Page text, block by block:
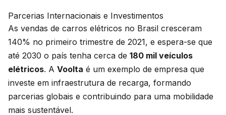
Parcerias Internacionais e Investimentos
As vendas de carros elétricos no Brasil cresceram
140% no primeiro trimestre de 2021, e espera-se que
até 2030 o país tenha cerca de 180 mil veículos
elétricos. A Voolta é um exemplo de empresa que
investe em infraestrutura de recarga, formando
parcerias globais e contribuindo para uma mobilidade
mais sustentável.